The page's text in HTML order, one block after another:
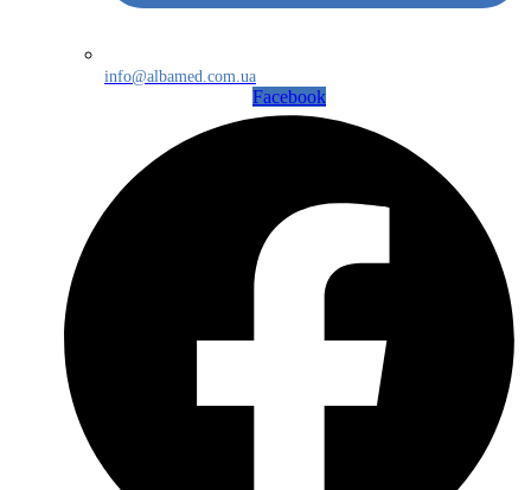
info@albamed.com.ua
Facebook